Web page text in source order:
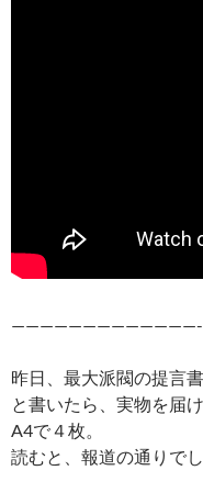
—————————————-
昨日、最大派閥の提言
と書いたら、実物を届
A4で４枚。
読むと、報道の通りで